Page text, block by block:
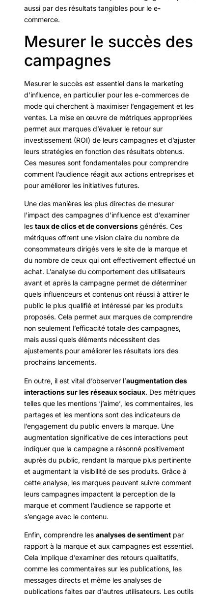
aussi par des résultats tangibles pour le e-
commerce.
Mesurer le succès des
campagnes
Mesurer le succès est essentiel dans le marketing
d’influence, en particulier pour les e-commerces de
mode qui cherchent à maximiser l’engagement et les
ventes. La mise en œuvre de métriques appropriées
permet aux marques d’évaluer le retour sur
investissement (ROI) de leurs campagnes et d’ajuster
leurs stratégies en fonction des résultats obtenus.
Ces mesures sont fondamentales pour comprendre
comment l’audience réagit aux actions entreprises et
pour améliorer les initiatives futures.
Une des manières les plus directes de mesurer
l’impact des campagnes d’influence est d’examiner
les taux de clics et de conversions générés. Ces
métriques offrent une vision claire du nombre de
consommateurs dirigés vers le site de la marque et
du nombre de ceux qui ont effectivement effectué un
achat. L’analyse du comportement des utilisateurs
avant et après la campagne permet de déterminer
quels influenceurs et contenus ont réussi à attirer le
public le plus qualifié et intéressé par les produits
proposés. Cela permet aux marques de comprendre
non seulement l’efficacité totale des campagnes,
mais aussi quels éléments nécessitent des
ajustements pour améliorer les résultats lors des
prochains lancements.
En outre, il est vital d’observer l’augmentation des
interactions sur les réseaux sociaux. Des métriques
telles que les mentions ‘j’aime’, les commentaires, les
partages et les mentions sont des indicateurs de
l’engagement du public envers la marque. Une
augmentation significative de ces interactions peut
indiquer que la campagne a résonné positivement
auprès du public, rendant la marque plus pertinente
et augmentant la visibilité de ses produits. Grâce à
cette analyse, les marques peuvent suivre comment
leurs campagnes impactent la perception de la
marque et comment l’audience se rapporte et
s’engage avec le contenu.
Enfin, comprendre les analyses de sentiment par
rapport à la marque et aux campagnes est essentiel.
Cela implique d’examiner des retours qualitatifs,
comme les commentaires sur les publications, les
messages directs et même les analyses de
publications faites par d’autres utilisateurs. Les outils